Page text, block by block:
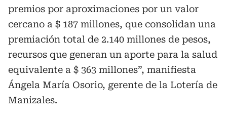
premios por aproximaciones por un valor
cercano a $ 187 millones, que consolidan una
premiación total de 2.140 millones de pesos,
recursos que generan un aporte para la salud
equivalente a $ 363 millones”, manifiesta
Ángela María Osorio, gerente de la Lotería de
Manizales.